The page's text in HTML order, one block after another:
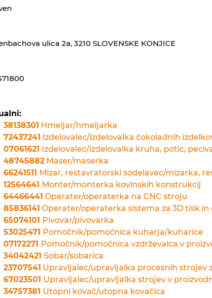
ulica 2a, 3210 SLOVENSKE KONJICE
38138301 Hmeljar/hmeljarka
72437241 Izdelovalec/izdelovalka čokoladnih
07061621 Izdelovalec/izdelovalka kruha, potic,
48745882 Maser/maserka
66241511 Mizar, restavratorski sodelavec/mizarka,
12564641 Monter/monterka kovinskih konstrukcij
64466441 Operater/operaterka na CNC stroju
85836141 Operater/operaterka sistema za 3D tisk
65074101 Pivovar/pivovarka
53025471 Pomočnik/pomočnica kuharja/kuharice
07172271 Pomočnik/pomočnica vzdrževalca v
34042421 Sobar/sobarica
23707541 Upravljalec/upravljalka procesnih strojev
67023501 Upravljalec/upravljalka strojev v
34757381 Utopni kovač/utopna kovačica